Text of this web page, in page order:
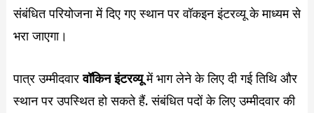
संबंधित परियोजना में दिए गए स्थान पर वॉकइन इंटरव्यू के माध्यम से
भरा जाएगा।
पात्र उम्मीदवारवॉकिन इंटरव्यूमें भाग लेने के लिए दी गई तिथि और
स्थान पर उपस्थित हो सकते हैं. संबंधित पदों के लिए उम्मीदवार की